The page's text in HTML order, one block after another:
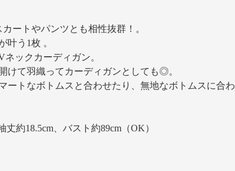
ートやパンツとも相性抜群！。
叶う1枚 。
ックカーディガン。
けて羽織ってカーディガンとしても◎。
ートなボトムスと合わせたり、無地なボトムスに合わ
約18.5cm、バスト約89cm（OK）